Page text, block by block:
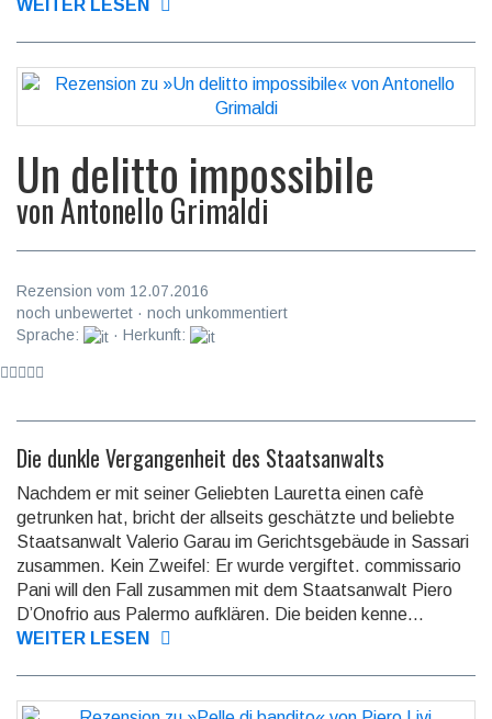
WEITER LESEN
Un delitto impossibile
vonAntonello Grimaldi
Rezension vom 12.07.2016
noch unbewertet · noch unkommentiert
Sprache:
· Herkunft:
Die dunkle Vergangenheit des Staatsanwalts
Nachdem er mit seiner Geliebten Lauretta einen cafè
getrunken hat, bricht der allseits ge­schätz­te und beliebte
Staats­anwalt Valerio Garau im Gerichts­gebäude in Sassari
zusammen. Kein Zweifel: Er wurde ver­giftet. commis­sario
Pani will den Fall zusammen mit dem Staats­anwalt Piero
D’Onofrio aus Palermo auf­klären. Die beiden kenne...
WEITER LESEN